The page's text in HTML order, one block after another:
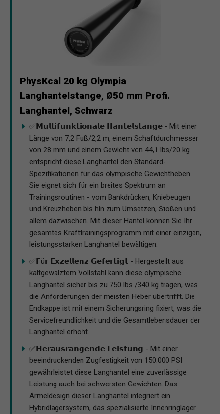
PhysKcal 20 kg Olympia
Langhantelstange, Ø50 mm Profi.
Langhantel, Schwarz
✅𝗠𝘂𝗹𝘁𝗶𝗳𝘂𝗻𝗸𝘁𝗶𝗼𝗻𝗮𝗹𝗲 𝗛𝗮𝗻𝘁𝗲𝗹𝘀𝘁𝗮𝗻𝗴𝗲 - Mit einer
Länge von 7,2 Fuß/2,2 m, einem Schaftdurchmesser
von 28 mm und einem Gewicht von 44,1 lbs/20 kg
entspricht diese Langhantel den Standard-
Spezifikationen für das olympische Gewichtheben.
Sie eignet sich für ein breites Spektrum an
Trainingsroutinen - vom Bankdrücken, Kniebeugen
und Kreuzheben bis hin zum Umsetzen, Stoßen und
allem dazwischen. Mit dieser Hantel können Sie Ihr
gesamtes Krafttrainingsprogramm mit einer einzigen,
leistungsstarken Langhantel bewältigen.
✅𝗙ü𝗿 𝗘𝘅𝘇𝗲𝗹𝗹𝗲𝗻𝘇 𝗚𝗲𝗳𝗲𝗿𝘁𝗶𝗴𝘁 - Hergestellt aus
kaltgewalztem Vollstahl kann diese olympische
Langhantel sicher bis zu 750 lbs /340 kg tragen, was
die Anforderungen der meisten Heber übertrifft. Die
Endkappe ist mit einem Sicherungsring fixiert, was die
Servicefreundlichkeit und die Gesamtlebensdauer der
Langhantel erhöht.
✅𝗛𝗲𝗿𝗮𝘂𝘀𝗿𝗮𝗻𝗴𝗲𝗻𝗱𝗲 𝗟𝗲𝗶𝘀𝘁𝘂𝗻𝗴 - Mit einer
beeindruckenden Zugfestigkeit von 150.000 PSI
gewährleistet diese Langhantel eine zuverlässige
Leistung auch bei schwersten Gewichten. Das
Ärmeldesign dieser Langhantel integriert ein
Hybridlagersystem, das spezialisierte Innenringlager